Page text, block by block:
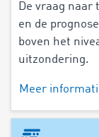
De vraag
en de
boven het
uitzondering.
Meer